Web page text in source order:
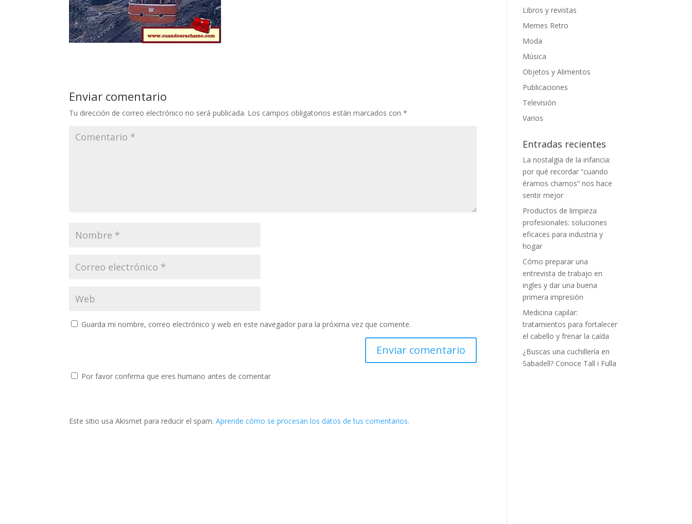
Enviar comentario
Tu dirección de correo electrónico no será publicada. Los campos obligatorios están marcados con*
Guarda mi nombre, correo electrónico y web en este navegador para la próxima vez que comente.
Por favor confirma que eres humano antes de comentar
Este sitio usa Akismet para reducir el spam.Aprende cómo se procesan los datos de tus comentarios.
Libros y revistas
Memes Retro
Moda
Música
Objetos y Alimentos
Publicaciones
Televisión
Varios
Entradas recientes
La nostalgia de la infancia:
por qué recordar “cuando
éramos chamos” nos hace
sentir mejor
Productos de limpieza
profesionales: soluciones
eficaces para industria y
hogar
Cómo preparar una
entrevista de trabajo en
ingles y dar una buena
primera impresión
Medicina capilar:
tratamientos para fortalecer
el cabello y frenar la caída
¿Buscas una cuchillería en
Sabadell? Conoce Tall i Fulla